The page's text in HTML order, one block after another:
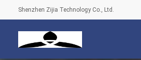
Shenzhen Zijia Technology Co., Ltd.